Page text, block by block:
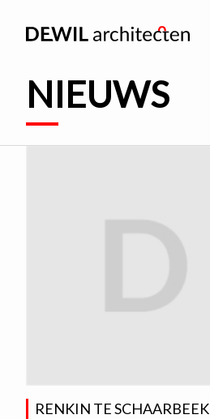
NIEUWS
RENKIN TE SCHAARBEEK